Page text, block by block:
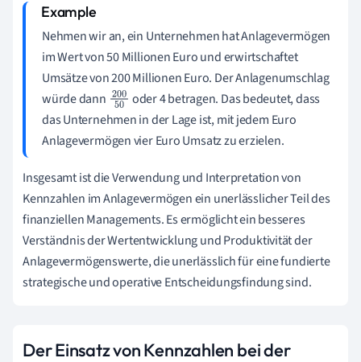
Nehmen wir an, ein Unternehmen hat Anlagevermögen
im Wert von 50 Millionen Euro und erwirtschaftet
Umsätze von 200 Millionen Euro. Der Anlagenumschlag
würde dann 200
50
oder 4 betragen. Das bedeutet, dass
das Unternehmen in der Lage ist, mit jedem Euro
Anlagevermögen vier Euro Umsatz zu erzielen.
Insgesamt ist die Verwendung und Interpretation von
Kennzahlen im Anlagevermögen ein unerlässlicher Teil des
finanziellen Managements. Es ermöglicht ein besseres
Verständnis der Wertentwicklung und Produktivität der
Anlagevermögenswerte, die unerlässlich für eine fundierte
strategische und operative Entscheidungsfindung sind.
Der Einsatz von Kennzahlen bei der